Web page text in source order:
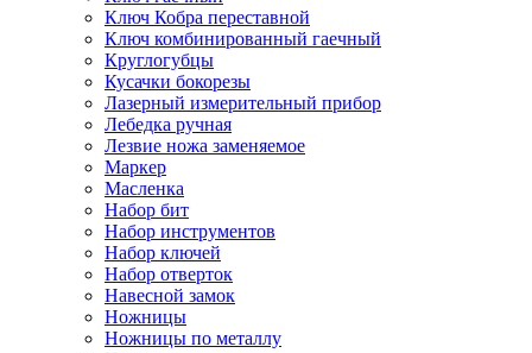
Ключ Кобра переставной
Ключ комбинированный гаечный
Круглогубцы
Кусачки бокорезы
Лазерный измерительный прибор
Лебедка ручная
Лезвие ножа заменяемое
Маркер
Масленка
Набор бит
Набор инструментов
Набор ключей
Набор отверток
Навесной замок
Ножницы
Ножницы по металлу